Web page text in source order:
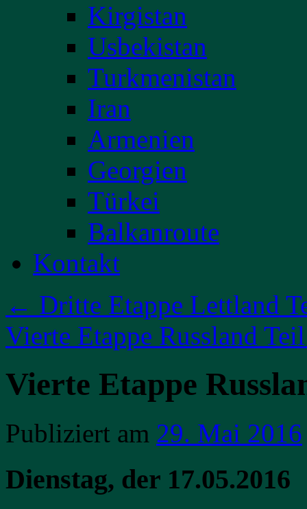
Kirgistan
Usbekistan
Turkmenistan
Iran
Armenien
Georgien
Türkei
Balkanroute
Kontakt
← Dritte Etappe Lettland
Vierte Etappe Russland
Vierte Etappe
Publiziert am 29. Mai 2016
Dienstag, der 17.05.2016